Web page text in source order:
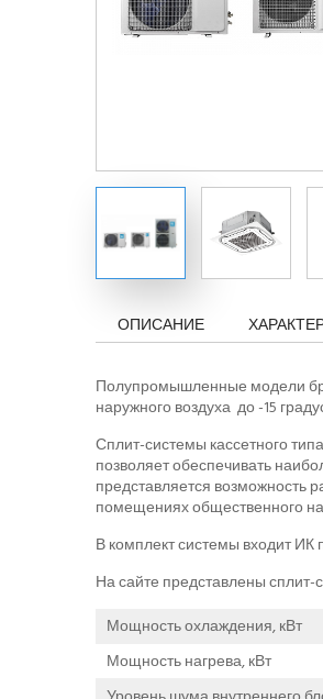
ОПИСАНИЕ
Полупромышленные модели
наружного воздуха до -15
Сплит-системы кассетного
позволяет обеспечивать
представляется возможность
помещениях общественного
В комплект системы входит ИК
На сайте представлены сплит-
Мощность охлаждения, кВт
Мощность нагрева, кВт